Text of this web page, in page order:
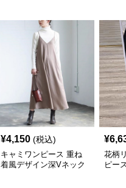
¥4,150 (税込)
キャミワンピース 重ね
着風デザイン深Vネック
¥
花柄
ピー